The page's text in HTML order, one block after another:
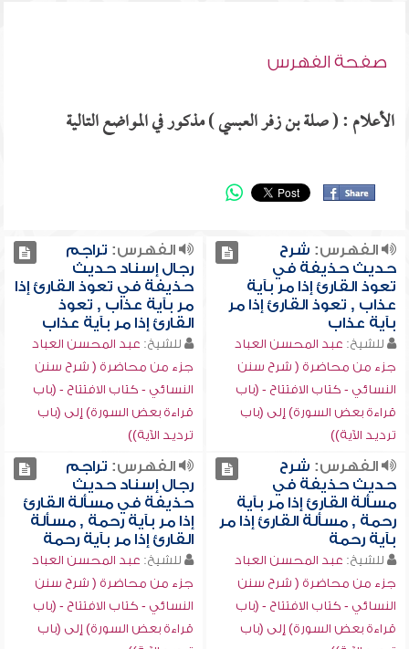
صفحة الفهرس
الأعلام : ( صلة بن زفر العبسي ) مذكور في المواضع التالية
الفهرس: شرح
حديث حذيفة في
تعوذ القارئ إذا مر بآية
عذاب , تعوذ القارئ إذا مر
بآية عذاب
للشيخ: عبد المحسن العباد
جزء من محاضرة ( شرح سنن
النسائي - كتاب الافتتاح - (باب
قراءة بعض السورة) إلى (باب
ترديد الآية))
الفهرس: تراجم
رجال إسناد حديث
حذيفة في تعوذ القارئ إذا
مر بآية عذاب , تعوذ
القارئ إذا مر بآية عذاب
للشيخ: عبد المحسن العباد
جزء من محاضرة ( شرح سنن
النسائي - كتاب الافتتاح - (باب
قراءة بعض السورة) إلى (باب
ترديد الآية))
الفهرس: شرح
حديث حذيفة في
مسألة القارئ إذا مر بآية
رحمة , مسألة القارئ إذا مر
بآية رحمة
للشيخ: عبد المحسن العباد
جزء من محاضرة ( شرح سنن
النسائي - كتاب الافتتاح - (باب
قراءة بعض السورة) إلى (باب
الفهرس: تراجم
رجال إسناد حديث
حذيفة في مسألة القارئ
إذا مر بآية رحمة , مسألة
القارئ إذا مر بآية رحمة
للشيخ: عبد المحسن العباد
جزء من محاضرة ( شرح سنن
النسائي - كتاب الافتتاح - (باب
قراءة بعض السورة) إلى (باب